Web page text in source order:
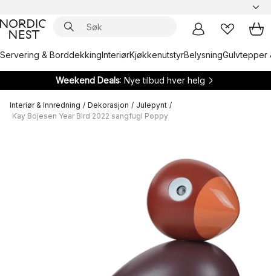
Servering & BorddekkingInteriørKjøkkenutstyrBelysningGulvtepper
Weekend Deals: Nye tilbud hver helg
Interiør & Innredning / Dekorasjon / Julepynt /
Kay Bojesen Year Bird 2022 sangfugl Poppy